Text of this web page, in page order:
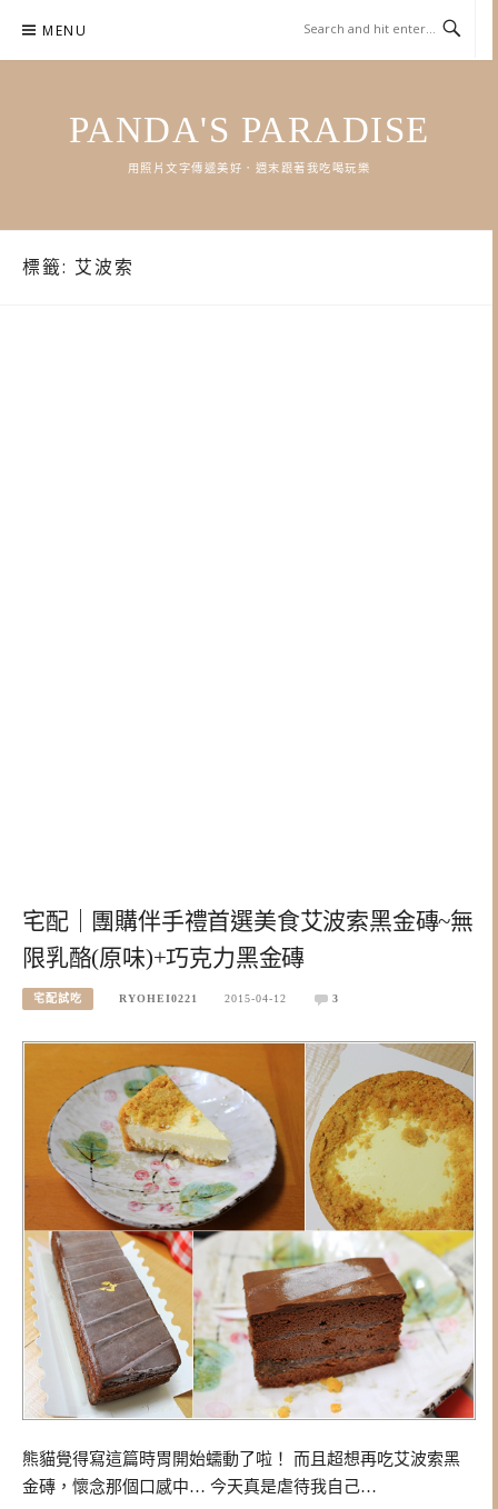
content
MENU
PANDA'S PARADISE
用照片文字傳遞美好．週末跟著我吃喝玩樂
標籤: 艾波索
宅配｜團購伴手禮首選美食艾波索黑金磚~無
限乳酪(原味)+巧克力黑金磚
宅配試吃 RYOHEI0221 2015-04-12 3
熊貓覺得寫這篇時胃開始蠕動了啦！ 而且超想再吃艾波索黑
金磚，懷念那個口感中… 今天真是虐待我自己…